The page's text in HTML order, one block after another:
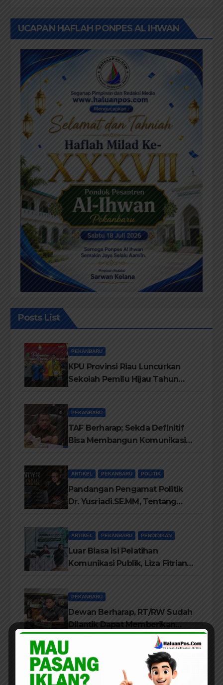
UCAPAN HAFLAH PONPES AL IHWAN
Posts List
PEKANBARU
KPU Provinsi Riau Luncurkan
Sekolah Pemilu Hijau Tahun
Lingkungan
PEKANBARU
TAF Berharap; Sekda Definitif
Bisa Membangun Komunikasi
ARTIKEL PEKANBARU POLITIK
Pandangan Pengamat Politik
Dr. Yusriadi.SE.MM, Tentang
ARTIKEL PEKANBARU PENDIDIKAN
Luar Biasa Isi Pelatihan
Komunikasi Publik, Liza Fitriani
PEKANBARU
Dewan Berharap, RT/RW Sudah
Dilantik Dapat Memberikan
Pelayanan Terbaik Kepada
Masyarakat
PEKANBARU
Jajaran Pengurus LAMR Kota